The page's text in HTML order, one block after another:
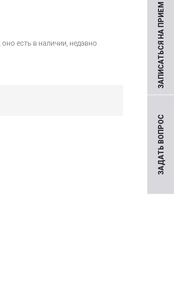
ЗАДАТЬ ВОПРОС
ЗАПИСАТЬСЯ НА ПРИЕМ
есть в наличии, недавно